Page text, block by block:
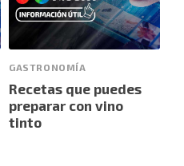
GASTRONOMÍA
Recetas que puedes
preparar con vino
tinto